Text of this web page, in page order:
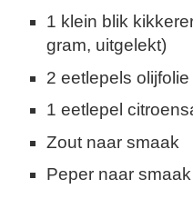
1 klein blik
gram, uitgelekt)
2 eetlepels olijfolie
1 eetlepel
Zout naar smaak
Peper naar smaak